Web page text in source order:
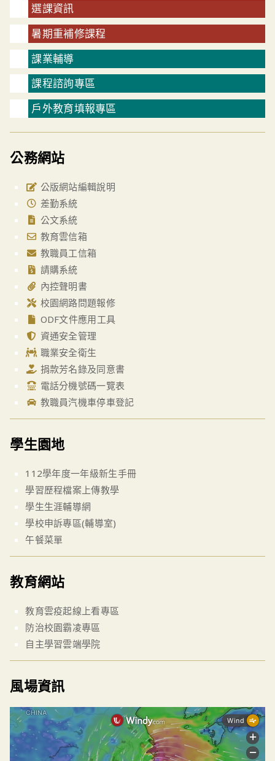
選課資訊
暑期重補修課程
課業輔導
課程諮詢專區
戶外教育填報專區
公務網站
公版網站編輯說明
差勤系統
公文系統
教育雲信箱
教職員工信箱
請購系統
內控聲明書
校園網路問題報修
ODF文件應用工具
資通安全管理
職業安全衛生
捐款芳名錄及同意書
電話分機號碼一覽表
教職員汽機車停車登記
學生園地
112學年度一年級新生手冊
學習歷程檔案上傳教學
學生生涯輔導網
學校申訴專區(輔導室)
午餐菜單
教育網站
教育雲疫起線上看專區
防治校園霸凌專區
自主學習雲端學院
風場資訊